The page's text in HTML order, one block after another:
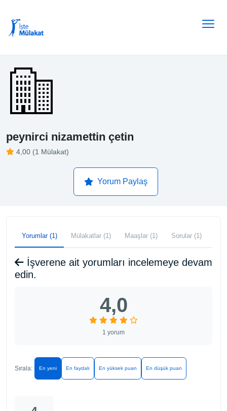
peynirci nizamettin çetin
4,00 (1 Mülakat)
Yorum Paylaş
Yorumlar (1) Mülakatlar (1) Maaşlar (1) Sorular (1)
İşverene ait yorumları incelemeye devam
edin.
4,0
1 yorum
Sırala: En yeni En faydalı En yüksek puan En düşük puan